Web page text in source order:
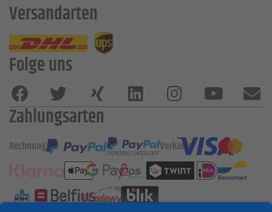
Versandarten
Folge uns
Zahlungsarten
Rechnung Vorkasse